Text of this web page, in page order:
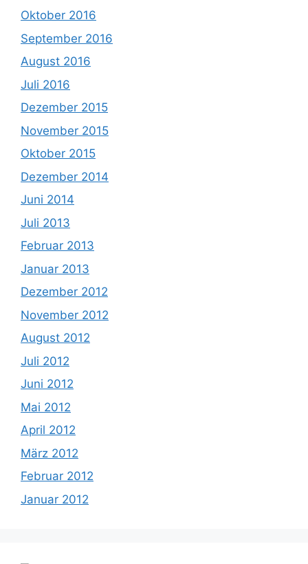
Oktober 2016
September 2016
August 2016
Juli 2016
Dezember 2015
November 2015
Oktober 2015
Dezember 2014
Juni 2014
Juli 2013
Februar 2013
Januar 2013
Dezember 2012
November 2012
August 2012
Juli 2012
Juni 2012
Mai 2012
April 2012
März 2012
Februar 2012
Januar 2012